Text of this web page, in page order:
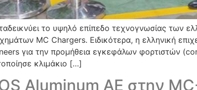
το υψηλό επίπεδο τεχνογνωσίας των
MC Chargers. Ειδικότερα, η ελληνική
για την προμήθεια εγκεφάλων φορτιστών
κλιμάκιο […]
Aluminum AE στην